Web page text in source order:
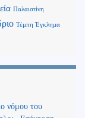
Παλαιστίνη
Τέμπη Έγκλημα
νόμου του